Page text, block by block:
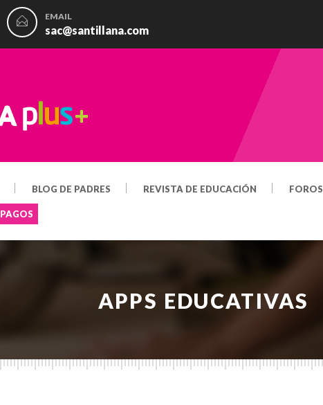
EMAIL
sac@santillana.com
BLOG DE PADRES REVISTA DE EDUCACIÓN FOROS
PAGOS
APPS EDUCATIVAS